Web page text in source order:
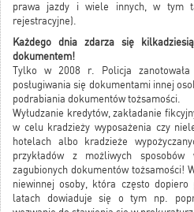
prawa jazdy i wiele innych, w tym
rejestracyjne).
Każdego dnia zdarza się
dokumentem!
Tylko w 2008 r. Policja
posługiwania się dokumentami innej
podrabiania dokumentów tożsamości.
Wyłudzanie kredytów, zakładanie
w celu kradzieży wyposażenia czy
hotelach albo kradzieże
przykładów z możliwych sposobów
zagubionych dokumentów tożsamości!
niewinnej osoby, która często
latach dowiaduje się o tym np.